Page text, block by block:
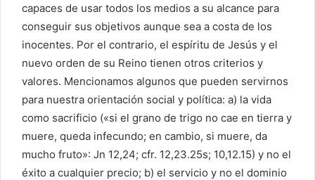
capaces de usar todos los medios a su alcance para
conseguir sus objetivos aunque sea a costa de los
inocentes. Por el contrario, el espíritu de Jesús y el
nuevo orden de su Reino tienen otros criterios y
valores. Mencionamos algunos que pueden servirnos
para nuestra orientación social y política: a) la vida
como sacrificio («si el grano de trigo no cae en tierra y
muere, queda infecundo; en cambio, si muere, da
mucho fruto»: Jn 12,24; cfr. 12,23.25s; 10,12.15) y no el
éxito a cualquier precio; b) el servicio y no el dominio